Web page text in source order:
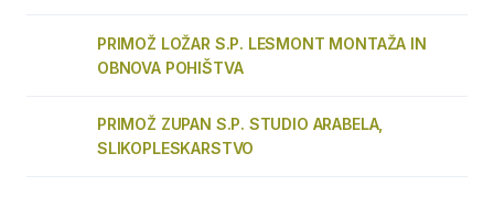
PRIMOŽ LOŽAR S.P. LESMONT MONTAŽA IN
OBNOVA POHIŠTVA
PRIMOŽ ZUPAN S.P. STUDIO ARABELA,
SLIKOPLESKARSTVO